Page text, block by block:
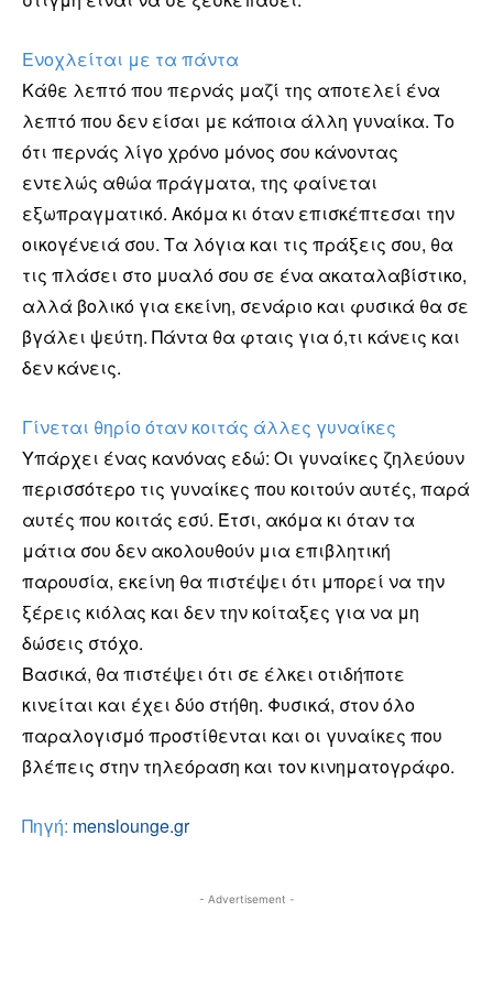
Ενοχλείται με τα πάντα
Κάθε λεπτό που περνάς μαζί της αποτελεί ένα
λεπτό που δεν είσαι με κάποια άλλη γυναίκα. Το
ότι περνάς λίγο χρόνο μόνος σου κάνοντας
εντελώς αθώα πράγματα, της φαίνεται
εξωπραγματικό. Ακόμα κι όταν επισκέπτεσαι την
οικογένειά σου. Τα λόγια και τις πράξεις σου, θα
τις πλάσει στο μυαλό σου σε ένα ακαταλαβίστικο,
αλλά βολικό για εκείνη, σενάριο και φυσικά θα σε
βγάλει ψεύτη. Πάντα θα φταις για ό,τι κάνεις και
δεν κάνεις.
Γίνεται θηρίο όταν κοιτάς άλλες γυναίκες
Υπάρχει ένας κανόνας εδώ: Οι γυναίκες ζηλεύουν
περισσότερο τις γυναίκες που κοιτούν αυτές, παρά
αυτές που κοιτάς εσύ. Έτσι, ακόμα κι όταν τα
μάτια σου δεν ακολουθούν μια επιβλητική
παρουσία, εκείνη θα πιστέψει ότι μπορεί να την
ξέρεις κιόλας και δεν την κοίταξες για να μη
δώσεις στόχο.
Βασικά, θα πιστέψει ότι σε έλκει οτιδήποτε
κινείται και έχει δύο στήθη. Φυσικά, στον όλο
παραλογισμό προστίθενται και οι γυναίκες που
βλέπεις στην τηλεόραση και τον κινηματογράφο.
Πηγή: menslounge.gr
- Advertisement -